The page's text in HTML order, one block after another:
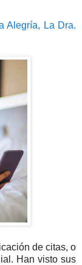
Alegría, La Dra.
de citas, o
Han visto sus